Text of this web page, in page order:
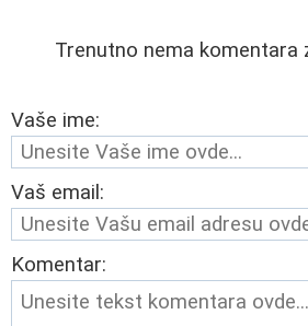
Trenutno nema komentara
Vaše ime:
Vaš email:
Komentar: